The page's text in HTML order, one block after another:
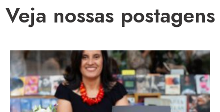
Veja nossas postagens